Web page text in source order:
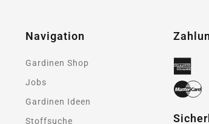
Navigation
Gardinen Shop
Jobs
Gardinen Ideen
Stoffsuche